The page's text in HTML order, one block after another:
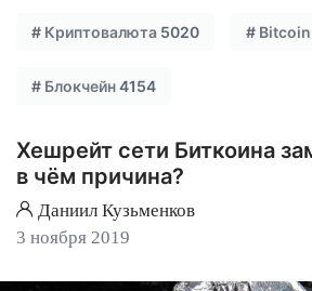
# Криптовалюта 5020 # Bitcoin
# Блокчейн4154
Хешрейт сети Биткоина
в чём причина?
Даниил Кузьменков
3 ноября 2019